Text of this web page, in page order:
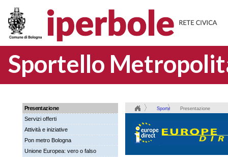
Sportello
Presentazione
Servizi offerti
Attività e iniziative
Pon metro Bologna
Unione Europea: vero o falso
Sportello
Europe
Presentazione